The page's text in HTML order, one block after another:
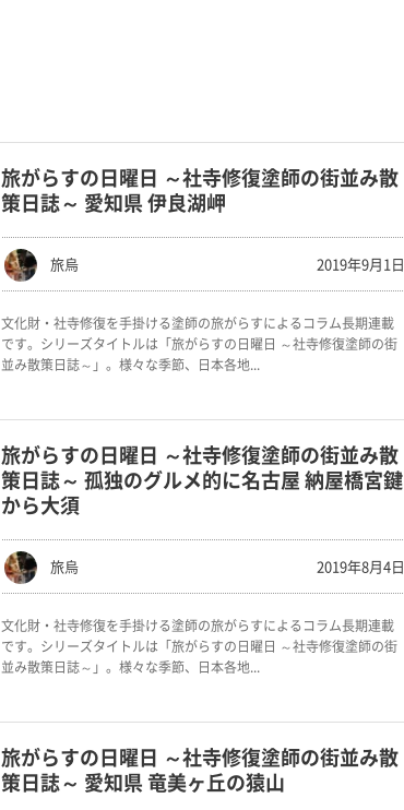
旅がらすの日曜日 ～社寺修復塗師の街並み散
策日誌～ 愛知県 伊良湖岬
旅烏 2019年9月1日
文化財・社寺修復を手掛ける塗師の旅がらすによるコラム長期連載
です。シリーズタイトルは「旅がらすの日曜日 ～社寺修復塗師の街
並み散策日誌～」。様々な季節、日本各地...
旅がらすの日曜日 ～社寺修復塗師の街並み散
策日誌～ 孤独のグルメ的に名古屋 納屋橋宮鍵
から大須
旅烏 2019年8月4日
文化財・社寺修復を手掛ける塗師の旅がらすによるコラム長期連載
です。シリーズタイトルは「旅がらすの日曜日 ～社寺修復塗師の街
並み散策日誌～」。様々な季節、日本各地...
旅がらすの日曜日 ～社寺修復塗師の街並み散
策日誌～ 愛知県 竜美ヶ丘の猿山